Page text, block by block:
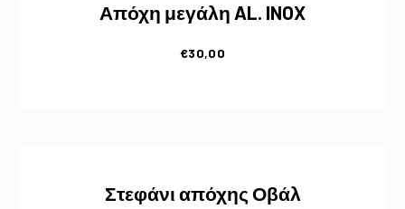
Απόχη μεγάλη AL. INOX
€30,00
Στεφάνι απόχης Οβάλ